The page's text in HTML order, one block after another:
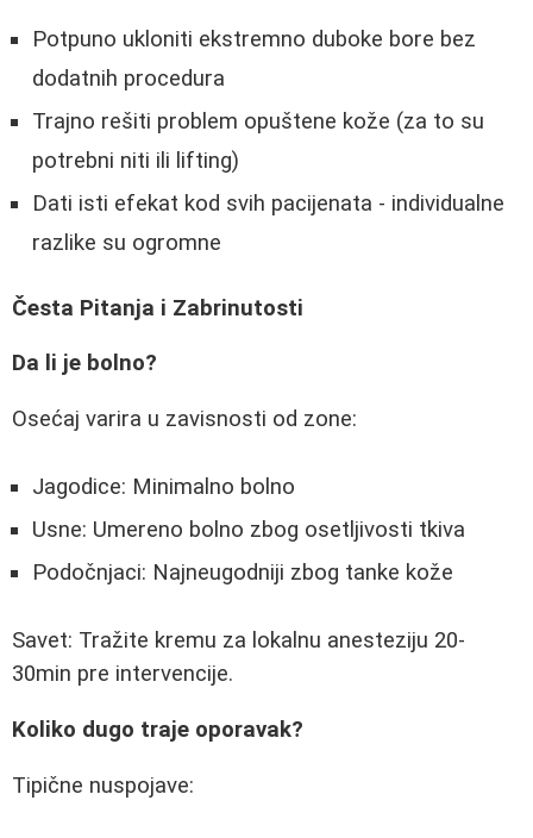
Potpuno ukloniti ekstremno duboke bore bez
dodatnih procedura
Trajno rešiti problem opuštene kože (za to su
potrebni niti ili lifting)
Dati isti efekat kod svih pacijenata - individualne
razlike su ogromne
Česta Pitanja i Zabrinutosti
Da li je bolno?
Osećaj varira u zavisnosti od zone:
Jagodice: Minimalno bolno
Usne: Umereno bolno zbog osetljivosti tkiva
Podočnjaci: Najneugodniji zbog tanke kože
Savet: Tražite kremu za lokalnu anesteziju 20-
30min pre intervencije.
Koliko dugo traje oporavak?
Tipične nuspojave: